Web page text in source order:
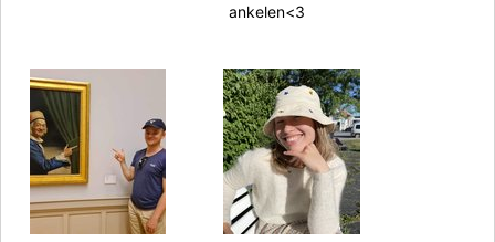
ankelen<3